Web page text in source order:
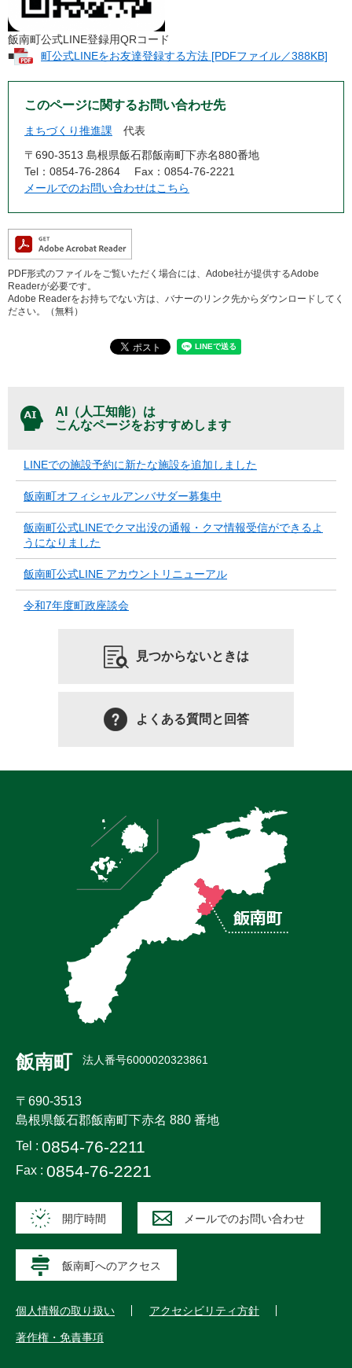
​飯南町公式LINE登録用QRコード
■
町公式LINEをお友達登録する方法 [PDFファイル／388KB]
このページに関するお問い合わせ先
まちづくり推進課
代表
〒690-3513 島根県飯石郡飯南町下赤名880番地
Tel：0854-76-2864
Fax：0854-76-2221
メールでのお問い合わせはこちら
PDF形式のファイルをご覧いただく場合には、Adobe社が提供するAdobe
Readerが必要です。
Adobe Readerをお持ちでない方は、バナーのリンク先からダウンロードしてく
ださい。（無料）
AI（人工知能）は
こんなページをおすすめします
LINEでの施設予約に新たな施設を追加しました
飯南町オフィシャルアンバサダー募集中
飯南町公式LINEでクマ出没の通報・クマ情報受信ができるよ
うになりました
飯南町公式LINE アカウントリニューアル
令和7年度町政座談会
見つからないときは
よくある質問と回答
飯南町 法人番号6000020323861
〒690-3513
島根県飯石郡飯南町下赤名 880 番地
Tel : 0854-76-2211
Fax : 0854-76-2221
開庁時間 メールでのお問い合わせ
飯南町へのアクセス
個人情報の取り扱い アクセシビリティ方針
著作権・免責事項